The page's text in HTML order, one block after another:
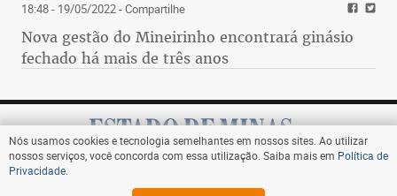
18:48 - 19/05/2022- Compartilhe
Nova gestão do Mineirinho encontrará ginásio
fechado há mais de três anos
Assine
Nós usamos cookies e tecnologia semelhantes em nossos sites. Ao utilizar
nossos serviços, você concorda com essa utilização. Saiba mais em Política de
Privacidade